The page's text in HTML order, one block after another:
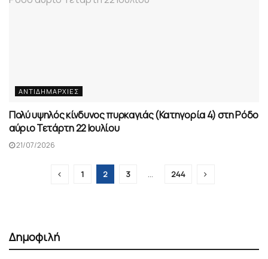
ΑΝΤΙΔΗΜΑΡΧΊΕΣ
Πολύ υψηλός κίνδυνος πυρκαγιάς (Κατηγορία 4) στη Ρόδο
αύριο Τετάρτη 22 Ιουλίου
21/07/2026
1 2 3 … 244
Δημοφιλή